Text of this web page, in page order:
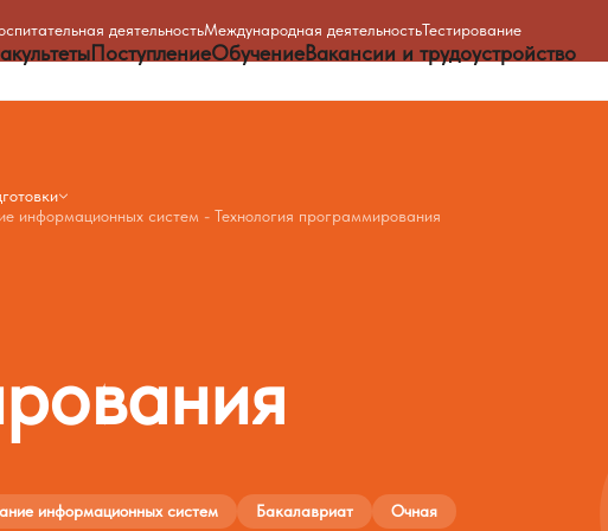
деятельностьМеждународная деятельностьТестирование
ПоступлениеОбучениеВакансии и трудоустройство
информационных систем - Технология программирования
информационных систем Бакалавриат Очная